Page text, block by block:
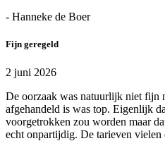
- Hanneke de Boer
Fijn geregeld
2 juni 2026
De oorzaak was natuurlijk niet fijn
afgehandeld is was top. Eigenlijk
voorgetrokken zou worden maar
echt onpartijdig. De tarieven vielen